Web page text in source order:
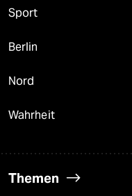
Sport
Berlin
Nord
Wahrheit
Themen